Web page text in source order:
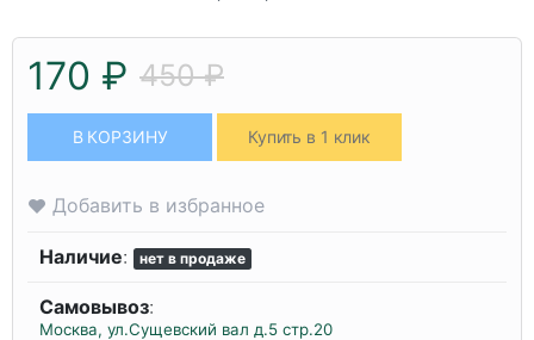
170 ₽ 450 ₽
В КОРЗИНУ Купить в 1 клик
Добавить в избранное
Наличие: нет в продаже
Самовывоз:
Москва, ул.Сущевский вал д.5 стр.20